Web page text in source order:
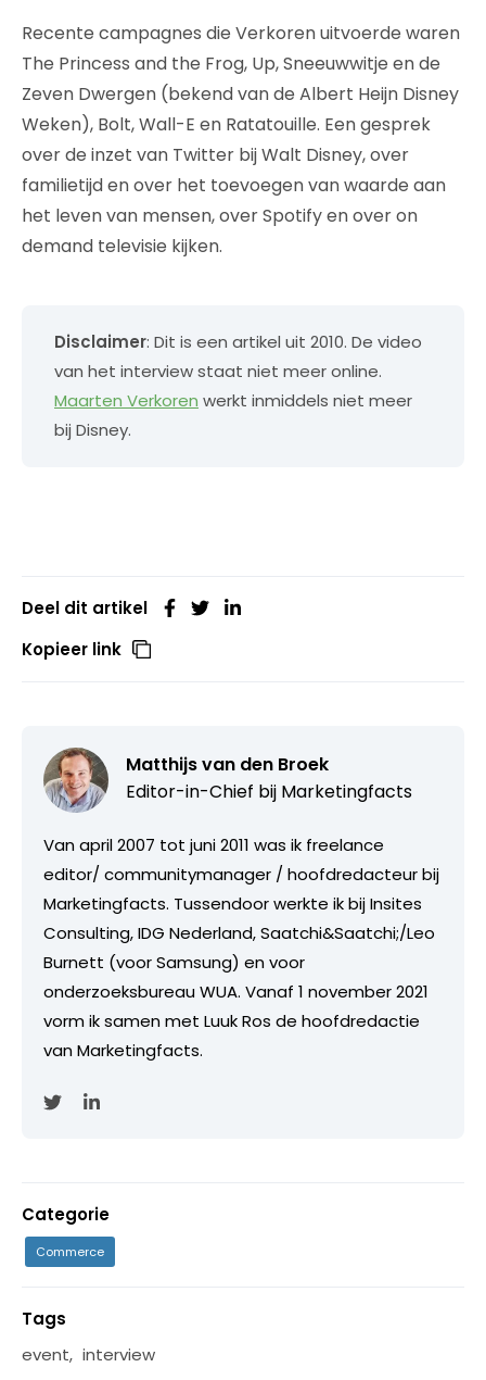
Recente campagnes die Verkoren uitvoerde waren
The Princess and the Frog, Up, Sneeuwwitje en de
Zeven Dwergen (bekend van de Albert Heijn Disney
Weken), Bolt, Wall-E en Ratatouille. Een gesprek
over de inzet van Twitter bij Walt Disney, over
familietijd en over het toevoegen van waarde aan
het leven van mensen, over Spotify en over on
demand televisie kijken.
Disclaimer: Dit is een artikel uit 2010. De video
van het interview staat niet meer online.
Maarten Verkoren werkt inmiddels niet meer
bij Disney.
Deel dit artikel
Kopieer link
Matthijs van den Broek
Editor-in-Chief bij Marketingfacts
Van april 2007 tot juni 2011 was ik freelance
editor/ communitymanager / hoofdredacteur bij
Marketingfacts. Tussendoor werkte ik bij Insites
Consulting, IDG Nederland, Saatchi&Saatchi;/Leo
Burnett (voor Samsung) en voor
onderzoeksbureau WUA. Vanaf 1 november 2021
vorm ik samen met Luuk Ros de hoofdredactie
van Marketingfacts.
Categorie
Commerce
Tags
event, interview